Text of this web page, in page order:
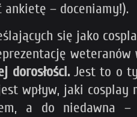
ankietę – doceniamy!).
się jako
weteranów
dorosłości.Jest to o
wpływ, jaki
a do niedawna –